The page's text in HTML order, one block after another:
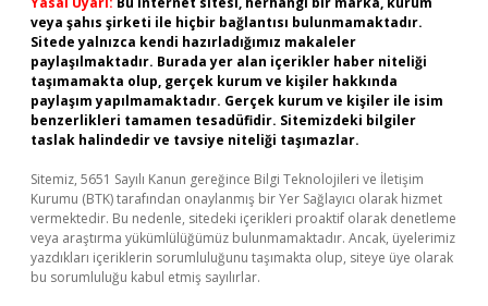
veya şahıs şirketi ile hiçbir bağlantısı bulunmamaktadır.
Sitede yalnızca kendi hazırladığımız makaleler
paylaşılmaktadır. Burada yer alan içerikler haber niteliği
taşımamakta olup, gerçek kurum ve kişiler hakkında
paylaşım yapılmamaktadır. Gerçek kurum ve kişiler ile isim
benzerlikleri tamamen tesadüfidir. Sitemizdeki bilgiler
taslak halindedir ve tavsiye niteliği taşımazlar.
Sitemiz, 5651 Sayılı Kanun gereğince Bilgi Teknolojileri ve İletişim
Kurumu (BTK) tarafından onaylanmış bir Yer Sağlayıcı olarak hizmet
vermektedir. Bu nedenle, sitedeki içerikleri proaktif olarak denetleme
veya araştırma yükümlülüğümüz bulunmamaktadır. Ancak, üyelerimiz
yazdıkları içeriklerin sorumluluğunu taşımakta olup, siteye üye olarak
bu sorumluluğu kabul etmiş sayılırlar.